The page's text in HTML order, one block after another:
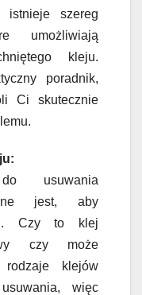
istnieje szereg
umożliwiają
kleju.
poradnik,
Ci skutecznie
usuwania
jest, aby
Czy to klej
czy może
rodzaje klejów
więc